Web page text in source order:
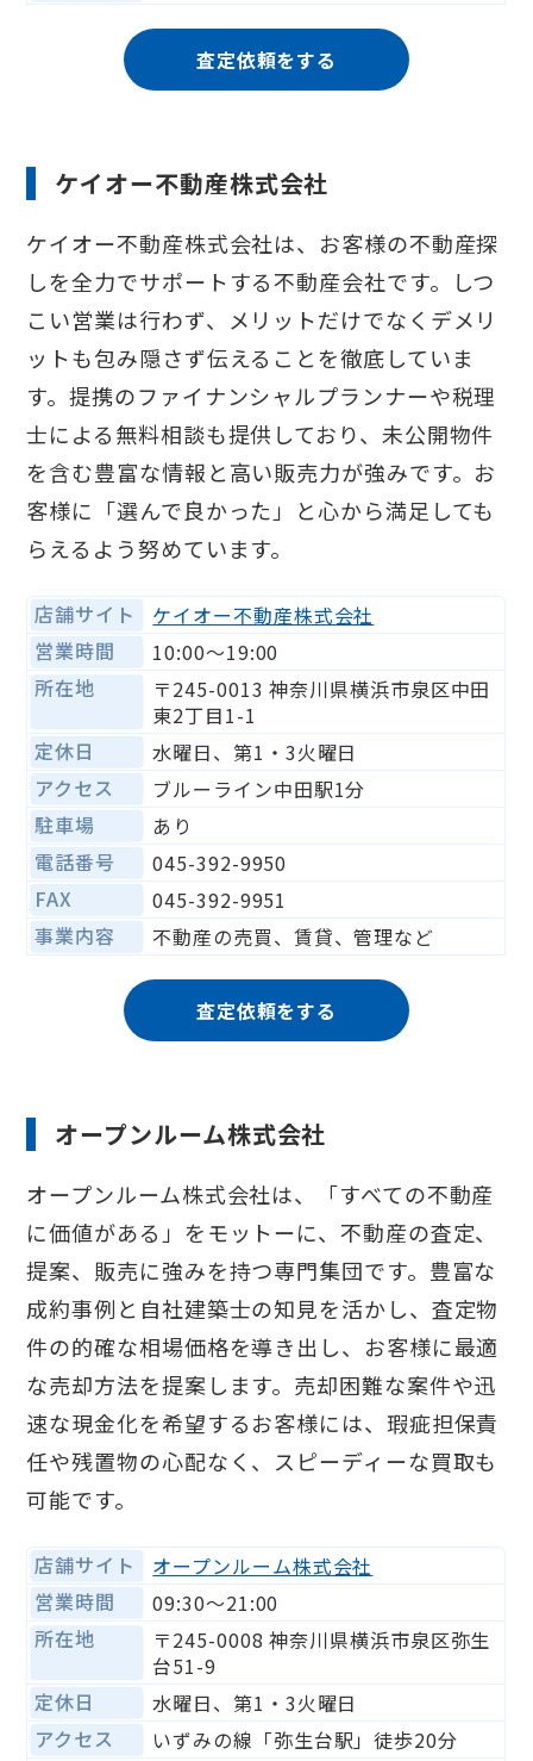
査定依頼をする
ケイオー不動産株式会社
ケイオー不動産株式会社は、お客様の不動産探
しを全力でサポートする不動産会社です。しつ
こい営業は行わず、メリットだけでなくデメリ
ットも包み隠さず伝えることを徹底していま
す。提携のファイナンシャルプランナーや税理
士による無料相談も提供しており、未公開物件
を含む豊富な情報と高い販売力が強みです。お
客様に「選んで良かった」と心から満足しても
らえるよう努めています。
店舗サイト
ケイオー不動産株式会社
営業時間
10:00〜19:00
所在地
〒245-0013 神奈川県横浜市泉区中田
東2丁目1-1
定休日
水曜日、第1・3火曜日
アクセス
ブルーライン中田駅1分
駐車場
あり
電話番号
045-392-9950
FAX
045-392-9951
事業内容
不動産の売買、賃貸、管理など
査定依頼をする
オープンルーム株式会社
オープンルーム株式会社は、「すべての不動産
に価値がある」をモットーに、不動産の査定、
提案、販売に強みを持つ専門集団です。豊富な
成約事例と自社建築士の知見を活かし、査定物
件の的確な相場価格を導き出し、お客様に最適
な売却方法を提案します。売却困難な案件や迅
速な現金化を希望するお客様には、瑕疵担保責
任や残置物の心配なく、スピーディーな買取も
可能です。
店舗サイト
オープンルーム株式会社
営業時間
09:30〜21:00
所在地
〒245-0008 神奈川県横浜市泉区弥生
台51-9
定休日
水曜日、第1・3火曜日
アクセス
いずみの線「弥生台駅」徒歩20分